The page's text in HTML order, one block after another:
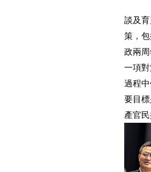
談及
策，
政兩
一項
過程
要目
產官